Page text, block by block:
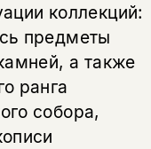
коллекций:
предметы
а также
ранга
собора,